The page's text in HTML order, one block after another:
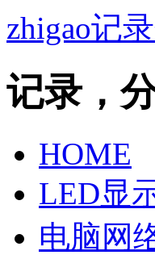
zhigao记
记录，
HOME
LED显
电脑网